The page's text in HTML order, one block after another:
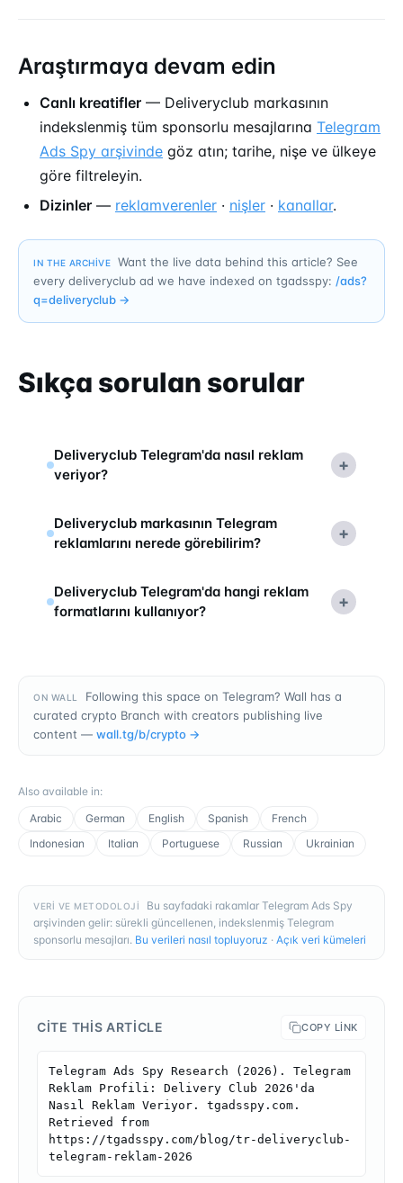
Araştırmaya devam edin
Canlı kreatifler — Deliveryclub markasının
indekslenmiş tüm sponsorlu mesajlarına Telegram
Ads Spy arşivinde göz atın; tarihe, nişe ve ülkeye
göre filtreleyin.
Dizinler — reklamverenler · nişler · kanallar.
IN THE ARCHIVE
Want the live data behind this article? See
every deliveryclub ad we have indexed on tgadsspy: /ads?
q=deliveryclub →
Sıkça sorulan sorular
Deliveryclub Telegram'da nasıl reklam
veriyor?
+
Deliveryclub markasının Telegram
reklamlarını nerede görebilirim?
+
Deliveryclub Telegram'da hangi reklam
formatlarını kullanıyor?
+
ON WALL
Following this space on Telegram? Wall has a
curated crypto Branch with creators publishing live
content — wall.tg/b/crypto →
Also available in:
Arabic
German English Spanish
French
Indonesian
Italian Portuguese Russian Ukrainian
VERI VE METODOLOJI
Bu sayfadaki rakamlar Telegram Ads Spy
arşivinden gelir: sürekli güncellenen, indekslenmiş Telegram
sponsorlu mesajları. Bu verileri nasıl topluyoruz · Açık veri kümeleri
CITE THIS ARTICLE COPY LINK
Telegram Ads Spy Research (2026). Telegram
Reklam Profili: Delivery Club 2026'da
Nasıl Reklam Veriyor. tgadsspy.com.
Retrieved from
https://tgadsspy.com/blog/tr-deliveryclub-
telegram-reklam-2026